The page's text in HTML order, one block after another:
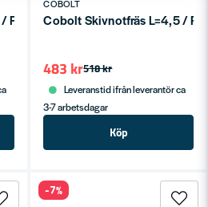
F=12 D=36 S=8
COBOLT
Cobolt Skivnotfräs L=4,5 /
518 kr
483 kr
Leveranstid ifrån leverantör ca
3-7 arbetsdagar
Köp
-7%